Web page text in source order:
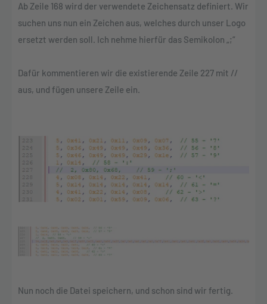
Ab Zeile 168 wird der verwendete Zeichensatz definiert. Wir
suchen uns nun ein Zeichen aus, welches durch unser Logo
ersetzt werden soll. Ich nehme hierfür das Semikolon „;“
Dafür kommentieren wir die existierende Zeile 227 mit //
aus, und fügen unsere Zeile ein.
Nun noch die Datei speichern, und schon sind wir fertig.